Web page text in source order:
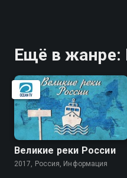
Ещё в жанре:
Великие реки России
2017, Россия, Информация